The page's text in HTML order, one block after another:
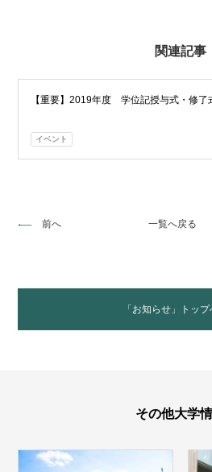
関連記事
【重要】2019年度 学位記授与式・修了
イベント
前へ 一覧へ戻る
「お知らせ」トッ
その他大学